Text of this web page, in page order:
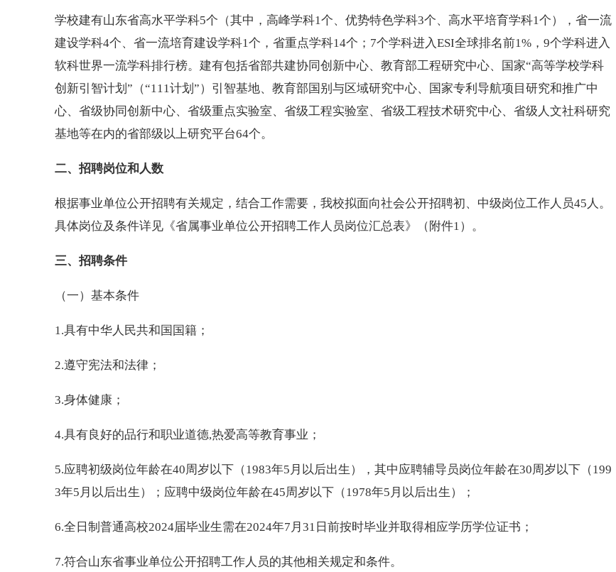
学校建有山东省高水平学科5个（其中，高峰学科1个、优势特色学科3个、高水平培育学科1个），省一流
建设学科4个、省一流培育建设学科1个，省重点学科14个；7个学科进入ESI全球排名前1%，9个学科进入
软科世界一流学科排行榜。建有包括省部共建协同创新中心、教育部工程研究中心、国家“高等学校学科
创新引智计划”（“111计划”）引智基地、教育部国别与区域研究中心、国家专利导航项目研究和推广中
心、省级协同创新中心、省级重点实验室、省级工程实验室、省级工程技术研究中心、省级人文社科研究
基地等在内的省部级以上研究平台64个。
二、招聘岗位和人数
根据事业单位公开招聘有关规定，结合工作需要，我校拟面向社会公开招聘初、中级岗位工作人员45人。
具体岗位及条件详见《省属事业单位公开招聘工作人员岗位汇总表》（附件1）。
三、招聘条件
（一）基本条件
1.具有中华人民共和国国籍；
2.遵守宪法和法律；
3.身体健康；
4.具有良好的品行和职业道德,热爱高等教育事业；
5.应聘初级岗位年龄在40周岁以下（1983年5月以后出生），其中应聘辅导员岗位年龄在30周岁以下（199
3年5月以后出生）；应聘中级岗位年龄在45周岁以下（1978年5月以后出生）；
6.全日制普通高校2024届毕业生需在2024年7月31日前按时毕业并取得相应学历学位证书；
7.符合山东省事业单位公开招聘工作人员的其他相关规定和条件。